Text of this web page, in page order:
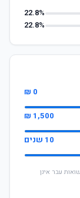
22.8%
22.8%
0 ₪
1,500 ₪
10 שנים
על תשואה שנתית ממוצעת של 18.20%. תשואות עבר אינן